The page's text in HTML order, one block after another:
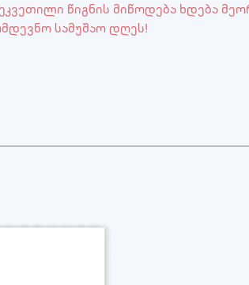
წიგნის მიწოდება ხდება
სამუშაო დღეს!